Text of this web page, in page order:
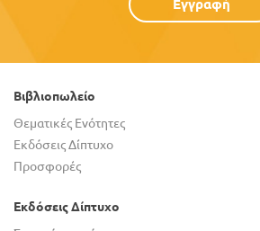
Εγγραφή
Βιβλιοπωλείο
Θεματικές Ενότητες
Εκδόσεις Δίπτυχο
Προσφορές
Εκδόσεις Δίπτυχο